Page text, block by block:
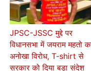
JPSC-JSSC मुद्दे पर
विधानसभा में जयराम महतो
अनोखा विरोध, T-shirt से
सरकार को दिया बड़ा संदेश